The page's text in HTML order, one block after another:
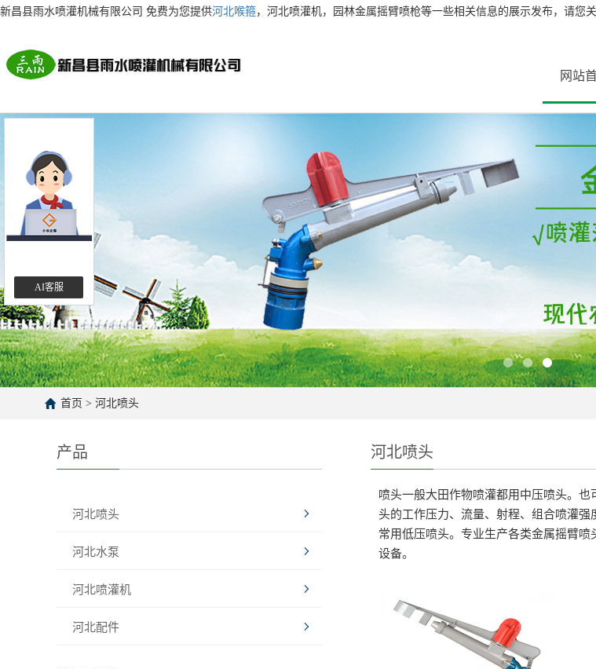
新昌县雨水喷灌机械有限公司 免费为您提供河北喉箍 ，河北喷灌机，园林金属摇臂喷枪等一些相关信息的展示发布，请您关
网站
首页 > 河北喷头
产品
河北喷头
河北水泵
河北喷灌机
河北配件
河北喷头
喷头一般大田作物喷灌都用中压喷头。
头的工作压力、流量、射程、组合喷灌
常用低压喷头。专业生产各类金属摇臂
设备。
AI客服